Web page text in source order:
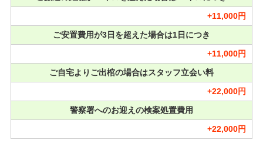
+11,000円
ご安置費用が3日を超えた場合は1日につき
+11,000円
ご自宅よりご出棺の場合はスタッフ立会い料
+22,000円
警察署へのお迎えの検案処置費用
+22,000円